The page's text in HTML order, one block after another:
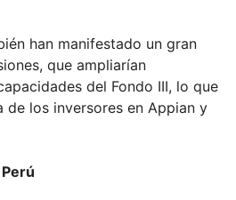
han manifestado un gran
que ampliarían
del Fondo III, lo que
de los inversores en Appian y